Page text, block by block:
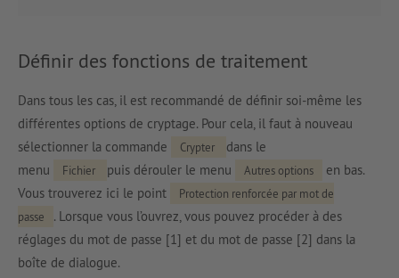
Définir des fonctions de traitement
Dans tous les cas, il est recommandé de définir soi-même les
différentes options de cryptage. Pour cela, il faut à nouveau
sélectionner la commande
Crypter
dans le
menu
Fichier puis dérouler le menu Autres options
en bas.
Vous trouverez ici le point
Protection renforcée par mot de
passe
. Lorsque vous l’ouvrez, vous pouvez procéder à des
réglages du mot de passe [1] et du mot de passe [2] dans la
boîte de dialogue.